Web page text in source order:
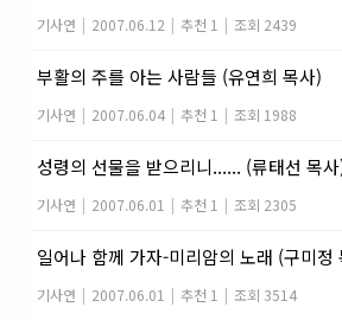
기사연 | 2007.06.12 | 추천 1 | 조회 2439
부활의 주를 아는 사람들 (유연희 목사)
기사연 | 2007.06.04 | 추천 1 | 조회 1988
성령의 선물을 받으리니...... (류태선 목
기사연 | 2007.06.01 | 추천 1 | 조회 2305
일어나 함께 가자-미리암의 노래 (구미정
기사연 | 2007.06.01 | 추천 1 | 조회 3514